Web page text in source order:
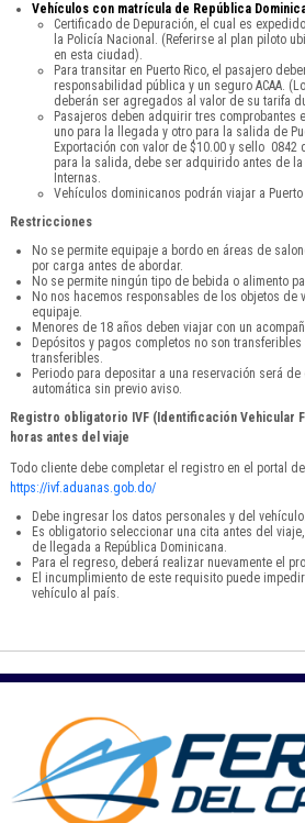
Vehículos con matrícula de República
Certificado de Depuración, el cual es
la Policía Nacional. (Referirse al plan piloto
en esta ciudad).
Para transitar en Puerto Rico, el pasajero
responsabilidad pública y un seguro ACAA.
deberán ser agregados al valor de su tarifa
Pasajeros deben adquirir tres comprobantes
uno para la llegada y otro para la salida de
Exportación con valor de $10.00 y sello 0842
para la salida, debe ser adquirido antes de
Internas.
Vehículos dominicanos podrán viajar a
Restricciones
No se permite equipaje a bordo en áreas de
por carga antes de abordar.
No se permite ningún tipo de bebida o alimento
No nos hacemos responsables de los objetos de
equipaje.
Menores de 18 años deben viajar con un
Depósitos y pagos completos no son
transferibles.
Periodo para depositar a una reservación será
automática sin previo aviso.
Registro obligatorio IVF (Identificación Vehicular
horas antes del viaje
Todo cliente debe completar el registro en el portal
https://ivf.aduanas.gob.do/
Debe ingresar los datos personales y del vehículo.
Es obligatorio seleccionar una cita antes del
de llegada a República Dominicana.
Para el regreso, deberá realizar nuevamente el
El incumplimiento de este requisito puede
vehículo al país.